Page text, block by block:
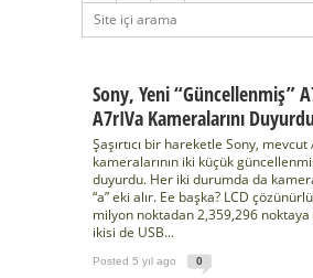
Sony, Yeni “güncellenmiş”
A7rIVa Kameralarını
Şaşırtıcı bir hareketle Sony,
kameralarının iki küçük
duyurdu. Her iki durumda da
“a” eki alır. Ee başka? LCD
milyon noktadan 2,359,296
ikisi de USB...
Posted 5 yıl ago 0